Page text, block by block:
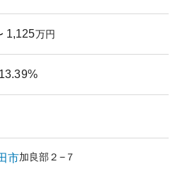
1,125万円
13.39%
市加良部２−７